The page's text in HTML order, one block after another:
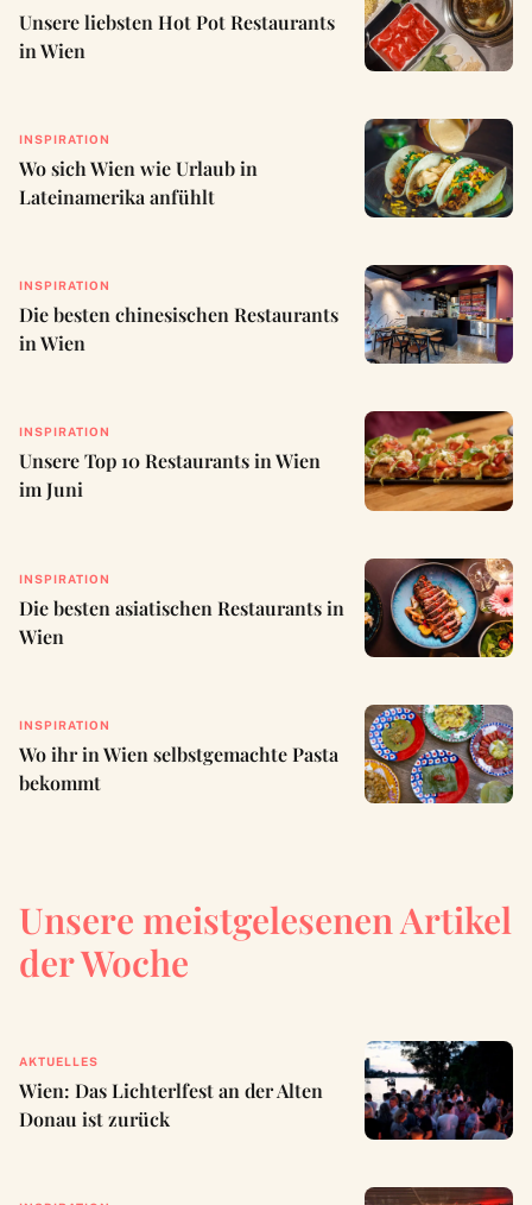
Unsere liebsten Hot Pot Restaurants
in Wien
INSPIRATION
Wo sich Wien wie Urlaub in
Lateinamerika anfühlt
INSPIRATION
Die besten chinesischen Restaurants
in Wien
INSPIRATION
Unsere Top 10 Restaurants in Wien
im Juni
INSPIRATION
Die besten asiatischen Restaurants in
Wien
INSPIRATION
Wo ihr in Wien selbstgemachte Pasta
bekommt
Unsere meistgelesenen Artikel
der Woche
AKTUELLES
Wien: Das Lichterlfest an der Alten
Donau ist zurück